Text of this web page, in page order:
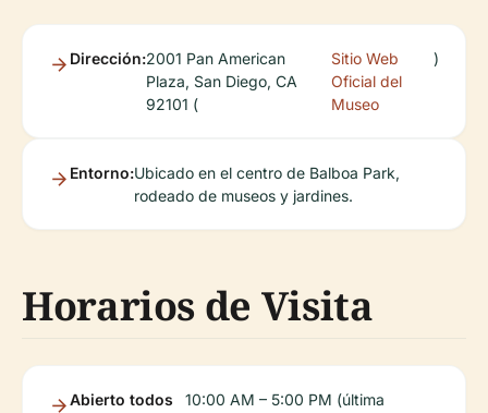
Dirección:2001 Pan American
Plaza, San Diego, CA
92101 (
Sitio Web
Oficial del
Museo
)
Entorno:Ubicado en el centro de Balboa Park,
rodeado de museos y jardines.
Horarios de Visita
Abierto todos
10:00 AM – 5:00 PM (última